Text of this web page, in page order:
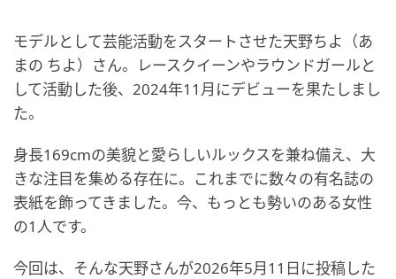
モデルとして芸能活動をスタートさせた天野ちよ（あ
まの ちよ）さん。レースクイーンやラウンドガールと
して活動した後、2024年11月にデビューを果たしまし
た。
身長169cmの美貌と愛らしいルックスを兼ね備え、大
きな注目を集める存在に。これまでに数々の有名誌の
表紙を飾ってきました。今、もっとも勢いのある女性
の1人です。
今回は、そんな天野さんが2026年5月11日に投稿した